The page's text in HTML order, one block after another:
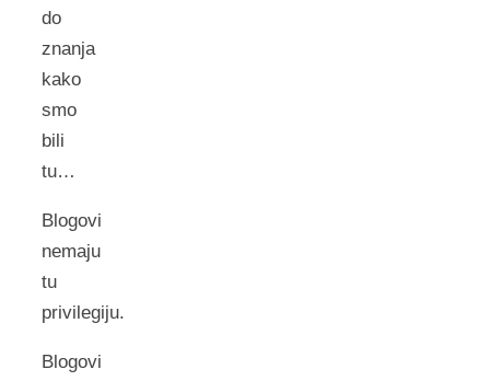
do
znanja
kako
smo
bili
tu…
Blogovi
nemaju
tu
privilegiju.
Blogovi